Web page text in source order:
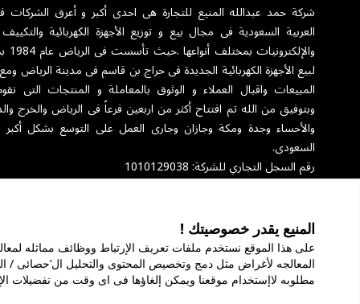
المنيع يقدر خصوصيتك !
المعالجه لأغراض مثل دمج وتخصيص المحتوى والتحليل ال‘حصائى /
مطلوبه لاإستخدام موقعنا ويمكن إلغاؤها فى اى وقت من تفضيلات
شركة حمد عبدالله المنيع للتجارة هى احدى أكبر و أعرق الشركات
العربية السعودية فى مجال بيع و توزيع الأجهزة الكهربائية
لبيع الأجهزة الكهربائية الجديدة فى حراج بن قاسم فى مدينة الرياض
المبيعات واقبال العملاء و الوثوق بالمعاملة و المنتجات التى
وبتوفيق من الله تم افتتاح أكثر من اربعين فرعاً فى الرياض والخرج
والأحساء وجدة ومكة وجازان وجارى العمل على التوسع بشكل
السعودى.
رقم السجل التجاري للشركة: 1010129038
عن الشركة الخدمات